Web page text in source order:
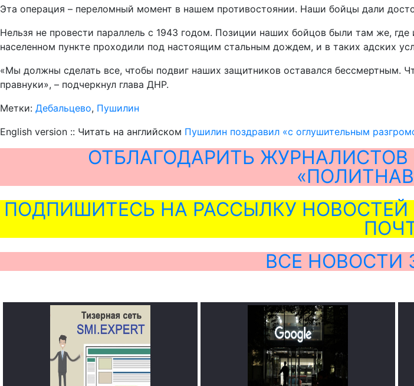
Эта операция – переломный момент в нашем противостоянии. Наши бойцы дали
Нельзя не провести параллель с 1943 годом. Позиции наших бойцов были там же,
населенном пункте проходили под настоящим стальным дождем, и в таких адских
«Мы должны сделать все, чтобы подвиг наших защитников оставался бессмертным.
правнуки», – подчеркнул глава ДНР.
Метки: Дебальцево, Пушилин
English version :: Читать на английском Пушилин поздравил «с оглушительным
ОТБЛАГОДАРИТЬ
ПОДПИШИТЕСЬ НА РАССЫЛКУ
ВСЕ НОВОСТИ